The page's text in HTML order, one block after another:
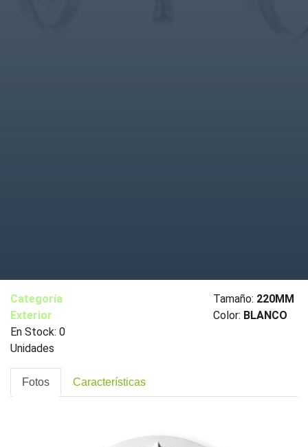
Categoría
Exterior
En Stock: 0
Unidades
Tamaño: 220MM
Color: BLANCO
Fotos Características